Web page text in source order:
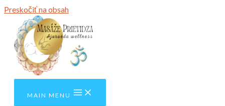
Preskočiť na obsah
MAIN MENU